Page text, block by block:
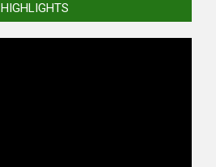
HIGHLIGHTS